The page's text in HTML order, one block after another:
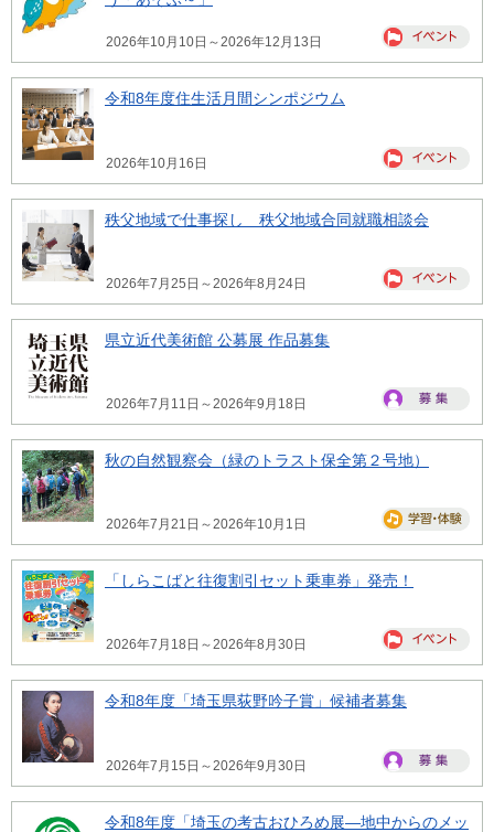
2026年10月10日～2026年12月13日
令和8年度住生活月間シンポジウム
2026年10月16日
秩父地域で仕事探し 秩父地域合同就職相談会
2026年7月25日～2026年8月24日
県立近代美術館 公募展 作品募集
2026年7月11日～2026年9月18日
秋の自然観察会（緑のトラスト保全第２号地）
2026年7月21日～2026年10月1日
「しらこばと往復割引セット乗車券」発売！
2026年7月18日～2026年8月30日
令和8年度「埼玉県荻野吟子賞」候補者募集
2026年7月15日～2026年9月30日
令和8年度「埼玉の考古おひろめ展―地中からのメッ